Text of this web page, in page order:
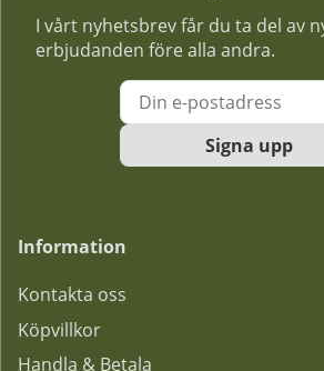
I vårt nyhetsbrev får du ta del av
erbjudanden före alla andra.
Signa upp
Information
Kontakta oss
Köpvillkor
Handla & Betala